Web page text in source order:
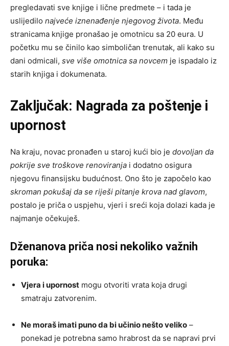
pregledavati sve knjige i lične predmete – i tada je
uslijedilo najveće iznenađenje njegovog života. Među
stranicama knjige pronašao je omotnicu sa 20 eura. U
početku mu se činilo kao simboličan trenutak, ali kako su
dani odmicali, sve više omotnica sa novcem je ispadalo iz
starih knjiga i dokumenata.
Zaključak: Nagrada za poštenje i
upornost
Na kraju, novac pronađen u staroj kući bio je dovoljan da
pokrije sve troškove renoviranja i dodatno osigura
njegovu finansijsku budućnost. Ono što je započelo kao
skroman pokušaj da se riješi pitanje krova nad glavom,
postalo je priča o uspjehu, vjeri i sreći koja dolazi kada je
najmanje očekuješ.
Dženanova priča nosi nekoliko važnih
poruka:
Vjera i upornost mogu otvoriti vrata koja drugi
smatraju zatvorenim.
Ne moraš imati puno da bi učinio nešto veliko –
ponekad je potrebna samo hrabrost da se napravi prvi